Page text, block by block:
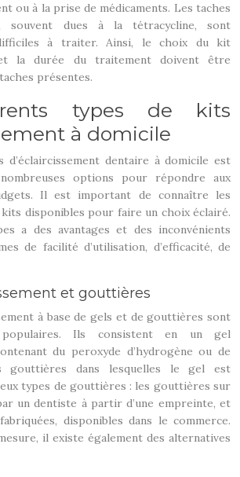
ou à la prise de médicaments. Les taches
souvent dues à la tétracycline, sont
à traiter. Ainsi, le choix du kit
et la durée du traitement doivent être
présentes.
types de kits
à domicile
d’éclaircissement dentaire à domicile est
options pour répondre aux
Il est important de connaître les
disponibles pour faire un choix éclairé.
a des avantages et des inconvénients
de facilité d’utilisation, d’efficacité, de
et gouttières
à base de gels et de gouttières sont
Ils consistent en un gel
du peroxyde d’hydrogène ou de
gouttières dans lesquelles le gel est
types de gouttières : les gouttières sur
un dentiste à partir d’une empreinte, et
disponibles dans le commerce.
il existe également des alternatives